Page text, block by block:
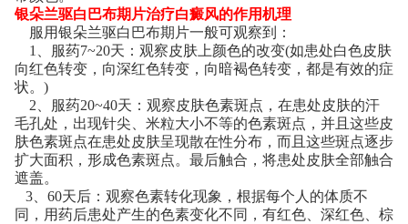
银朵兰驱白巴布期片治疗白癜风的作用机理
服用银朵兰驱白巴布期片一般可观察到：
1、服药7~20天：观察皮肤上颜色的改变(如患处白色皮肤
向红色转变，向深红色转变，向暗褐色转变，都是有效的症
状。)
2、服药20~40天：观察皮肤色素斑点，在患处皮肤的汗
毛孔处，出现针尖、米粒大小不等的色素斑点，并且这些皮
肤色素斑点在患处皮肤呈现散在性分布，而且这些斑点逐步
扩大面积，形成色素斑点。最后触合，将患处皮肤全部触合
遮盖。
3、60天后：观察色素转化现象，根据每个人的体质不
同，用药后患处产生的色素变化不同，有红色、深红色、棕